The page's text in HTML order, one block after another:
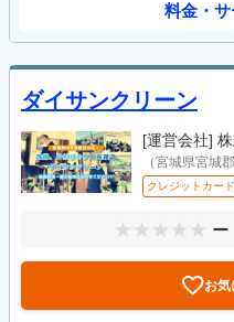
料金・
ダイサンクリーン
[運営会社]
（宮城県宮城
クレジットカー
ー
お気